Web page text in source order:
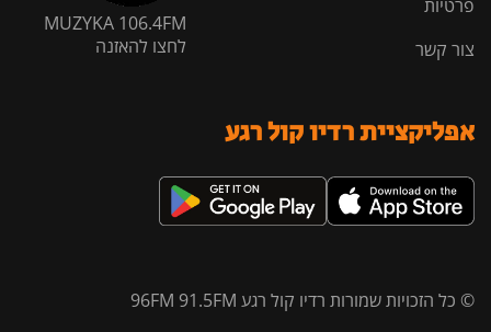
פרטיות
צור קשר
MUZYKA 106.4FM
לחצו להאזנה
אפליקציית רדיו קול רגע
© כל הזכויות שמורות רדיו קול רגע 96FM 91.5FM